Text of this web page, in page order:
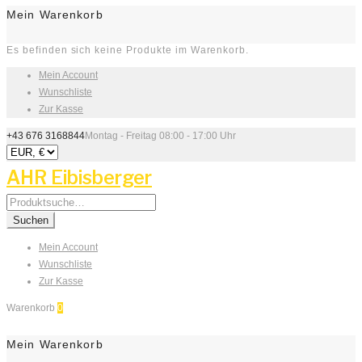
Mein Warenkorb
Es befinden sich keine Produkte im Warenkorb.
Mein Account
Wunschliste
Zur Kasse
+43 676 3168844Montag - Freitag 08:00 - 17:00 Uhr
AHR Eibisberger
Search
for:
Suchen
Mein Account
Wunschliste
Zur Kasse
Warenkorb 0
Mein Warenkorb